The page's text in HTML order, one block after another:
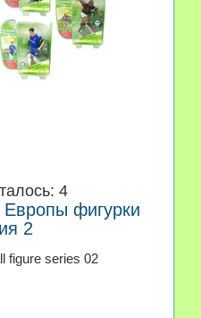
4
фигурки
2
figure series 02